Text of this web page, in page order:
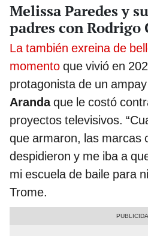
Melissa Paredes y
padres con Rodrigo
La también exreina de
momento que vivió en
protagonista de un
Arandaque le costó
proyectos televisivos.
que armaron, las marcas
despidieron y me iba a
mi escuela de baile para
Trome.